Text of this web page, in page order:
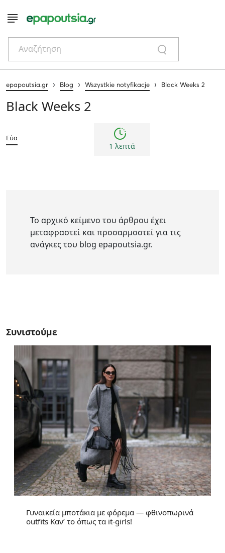
Αναζήτηση
epapoutsia.gr › Blog › Wszystkie notyfikacje › Black Weeks 2
Black Weeks 2
Εύα
1 λεπτά
Το αρχικό κείμενο του άρθρου έχει
μεταφραστεί και προσαρμοστεί για τις
ανάγκες του blog epapoutsia.gr.
Συνιστούμε
Γυναικεία μποτάκια με φόρεμα — φθινοπωρινά
outfits Καν’ το όπως τα it-girls!